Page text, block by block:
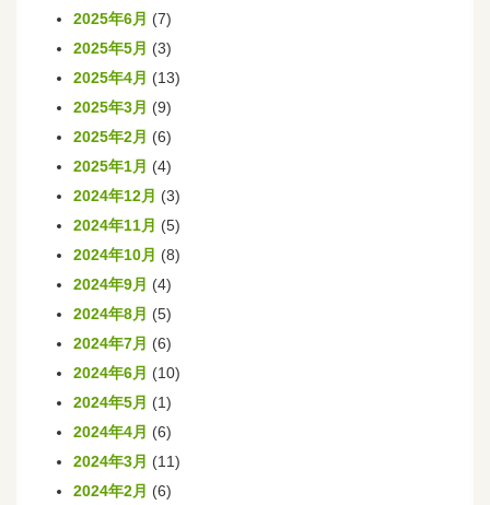
2025年6月 (7)
2025年5月 (3)
2025年4月 (13)
2025年3月 (9)
2025年2月 (6)
2025年1月 (4)
2024年12月 (3)
2024年11月 (5)
2024年10月 (8)
2024年9月 (4)
2024年8月 (5)
2024年7月 (6)
2024年6月 (10)
2024年5月 (1)
2024年4月 (6)
2024年3月 (11)
2024年2月 (6)